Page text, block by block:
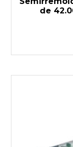
de